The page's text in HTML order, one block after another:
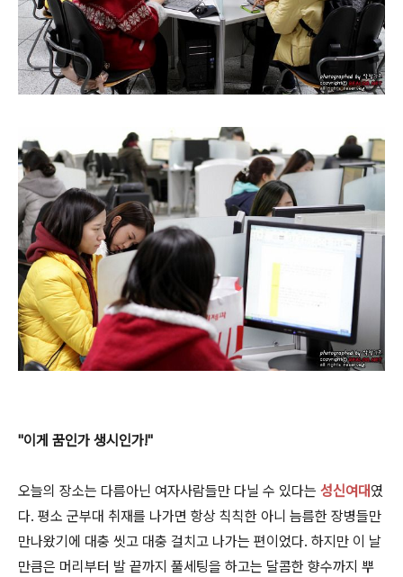
"이게 꿈인가 생시인가!"
오늘의 장소는 다름아닌 여자사람들만 다닐 수 있다는 성신여대였
다. 평소 군부대 취재를 나가면 항상 칙칙한 아니 늠름한 장병들만
만나왔기에 대충 씻고 대충 걸치고 나가는 편이었다. 하지만 이 날
만큼은 머리부터 발 끝까지 풀세팅을 하고는 달콤한 향수까지 뿌